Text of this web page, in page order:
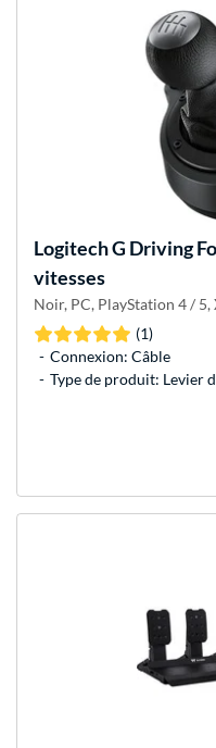
Logitech G Driving
vitesses
Noir, PC, PlayStation 4 / 5,
(1)
Connexion: Câble
Type de produit: Levier